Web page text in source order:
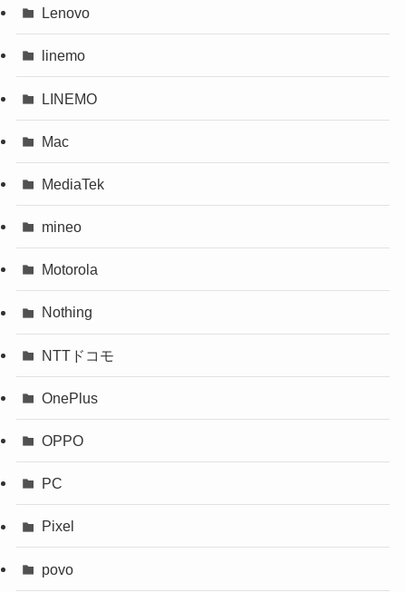
Lenovo
linemo
LINEMO
Mac
MediaTek
mineo
Motorola
Nothing
NTTドコモ
OnePlus
OPPO
PC
Pixel
povo